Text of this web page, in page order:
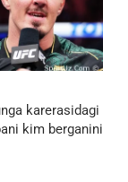
karerasidagi
kim berganini